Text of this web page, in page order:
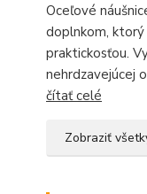
Oceľové
doplnkom, ktorý
praktickosťou.
nehrdzavejúcej
čítať celé
Zobraziť